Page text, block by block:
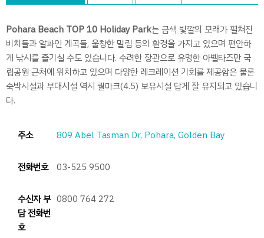
Pohara Beach TOP 10 Holiday Park는 금색 빛깔의 모래가 펼쳐진
비치들과 알파인 계곡들, 울창한 밀림 등의 환경을 가지고 있으며 편안하
게 낚시를 즐기실 수도 있습니다. 수려한 장관으로 유명한 아벨타즈만 국
립공원 근처에 위치하고 있으며 다양한 레크레이션 기회를 제공함은 물론
숙박시설과 부대시설 역시 퀄마크(4.5) 보유시설 답게 잘 유지되고 있습니
다.
주소 809 Abel Tasman Dr, Pohara, Golden Bay
전화번호 03-525 9500
수신자 부
담 전화번
호
0800 764 272